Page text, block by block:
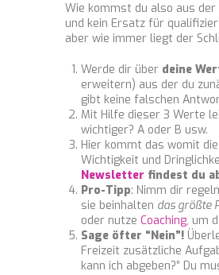
Wie kommst du also aus
und kein Ersatz für
aber wie immer liegt der
Werde dir über deine
erweitern) aus der du
gibt keine falschen
Mit Hilfe dieser 3 Werte
wichtiger? A oder B usw.
Hier kommt das womit
Wichtigkeit und
Newsletter findest du
Pro-Tipp: Nimm dir
sie beinhalten das größte
oder nutze Coaching, um
Sage öfter “Nein”!
Freizeit zusätzliche
kann ich abgeben?” Du